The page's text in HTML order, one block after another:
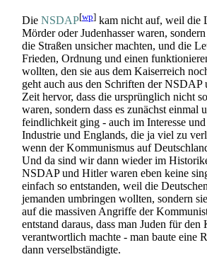
Die NSDAP[wp] kam nicht auf, weil die
Mörder oder Judenhasser waren,
die Straßen unsicher machten, und die
Frieden, Ordnung und einen
wollten, den sie aus dem Kaiserreich
geht auch aus den Schriften der NSDAP
Zeit hervor, dass die ursprünglich nicht
waren, sondern dass es zunächst
feindlichkeit ging - auch im Interesse
Industrie und Englands, die ja viel zu
wenn der Kommunismus auf
Und da sind wir dann wieder im
NSDAP und Hitler waren eben keine
einfach so entstanden, weil die
jemanden umbringen wollten, sondern
auf die massiven Angriffe der
entstand daraus, dass man Juden für den
verantwortlich machte - man baute eine
dann verselbständigte.